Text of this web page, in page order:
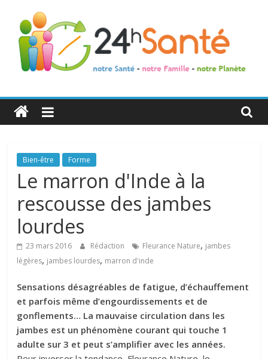
24h
Santé
La
santé
toute
famille
Bien-être Forme
Le marron d'Inde à la
rescousse des jambes
lourdes
23 mars 2016 Rédaction Fleurance Nature, jambes
légères, jambes lourdes, marron d'inde
Sensations désagréables de fatigue, d’échauffement
et parfois même d’engourdissements et de
gonflements… La mauvaise circulation dans les
jambes est un phénomène courant qui touche 1
adulte sur 3 et peut s’amplifier avec les années.